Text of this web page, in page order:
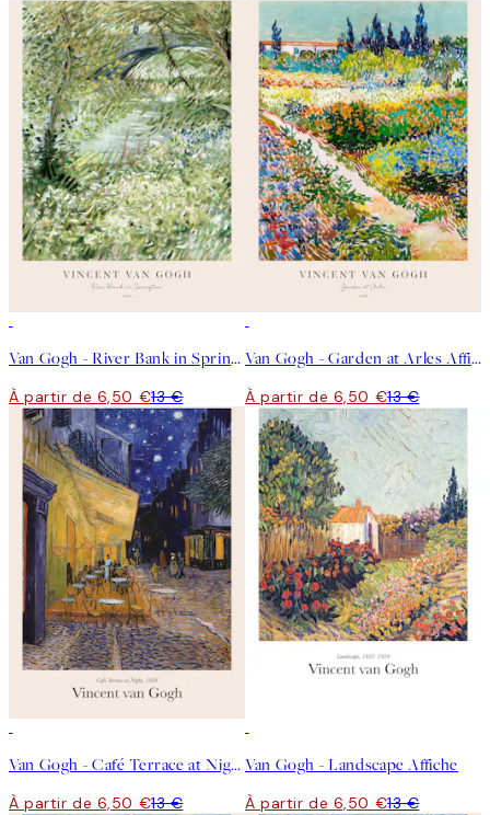
Van Gogh - River Bank in Springtime Affiche
À partir de 6,50 €13 €
Van Gogh - Garden at Arles Affiche
À partir de 6,50 €13 €
Van Gogh - Café Terrace at Night Affiche
À partir de 6,50 €13 €
Van Gogh - Landscape Affiche
À partir de 6,50 €13 €